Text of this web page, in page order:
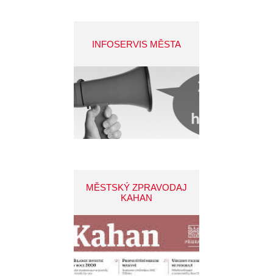
INFOSERVIS MĚSTA
MĚSTSKÝ ZPRAVODAJ
KAHAN